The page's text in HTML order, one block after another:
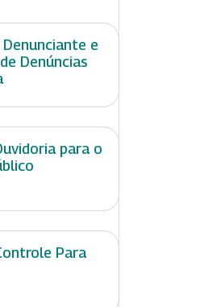
e
Denúncias
para o
Para